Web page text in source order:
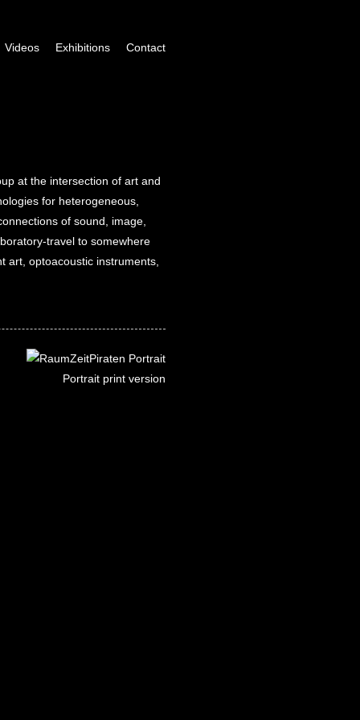
Videos Exhibitions Contact
at the intersection of art and
for heterogeneous,
of sound, image,
travel to somewhere
art, optoacoustic instruments,
Portrait print version